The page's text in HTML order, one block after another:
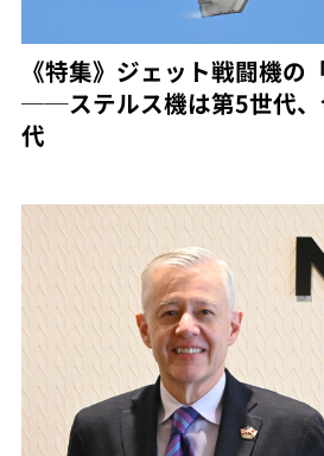
《特集》ジェット戦闘機の
──ステルス機は第5世代、
代